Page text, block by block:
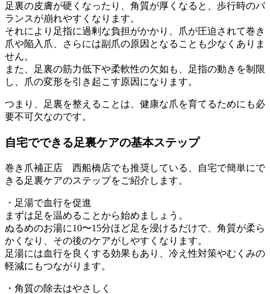
足裏の皮膚が硬くなったり、角質が厚くなると、歩行時のバ
ランスが崩れやすくなります。
それにより足指に過剰な負担がかかり、爪が圧迫されて巻き
爪や陥入爪、さらには副爪の原因となることも少なくありま
せん。
また、足裏の筋力低下や柔軟性の欠如も、足指の動きを制限
し、爪の変形を引き起こす原因になります。
つまり、足裏を整えることは、健康な爪を育てるためにも必
要不可欠なのです。
自宅でできる足裏ケアの基本ステップ
巻き爪補正店 西船橋店でも推奨している、自宅で簡単にで
きる足裏ケアのステップをご紹介します。
・足湯で血行を促進
まずは足を温めることから始めましょう。
ぬるめのお湯に10〜15分ほど足を浸けるだけで、角質が柔ら
かくなり、その後のケアがしやすくなります。
足湯には血行を良くする効果もあり、冷え性対策やむくみの
軽減にもつながります。
・角質の除去はやさしく